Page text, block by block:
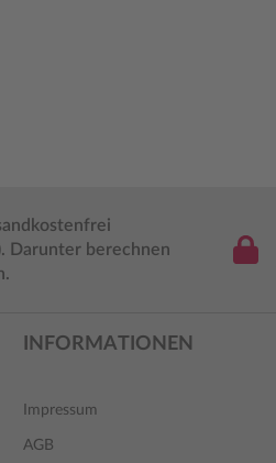
Darunter berechnen
INFORMATIONEN
Impressum
AGB